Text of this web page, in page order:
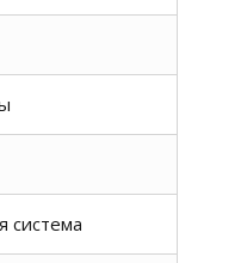
система